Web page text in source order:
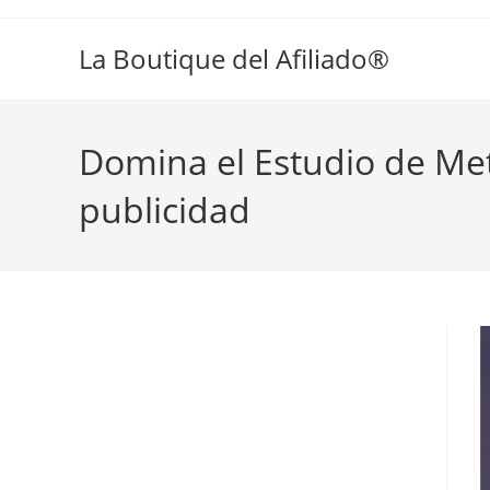
La Boutique del Afiliado®
Domina el Estudio de
publicidad